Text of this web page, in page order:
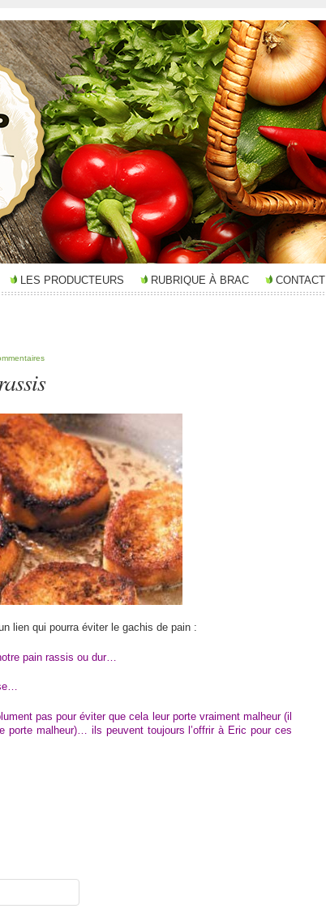
LES PRODUCTEURS RUBRIQUE À BRAC CONTACT
lien qui pourra éviter le gachis de pain :
pain rassis ou dur…
pas pour éviter que cela leur porte vraiment malheur (il
porte malheur)… ils peuvent toujours l’offrir à Eric pour ces